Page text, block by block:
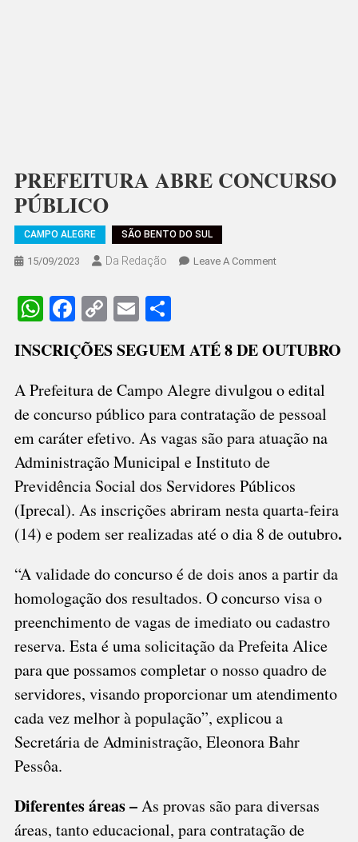
PREFEITURA ABRE CONCURSO
PÚBLICO
CAMPO ALEGRE SÃO BENTO DO SUL
15/09/2023 Da Redação Leave A CommentOn
WhatsApp
Facebook
CopyEmail
INSCRIÇÕES SEGUEM ATÉ 8 DE OUTUBRO
A Prefeitura de Campo Alegre divulgou o edital
de concurso público para contratação de pessoal
em caráter efetivo. As vagas são para atuação na
Administração Municipal e Instituto de
Previdência Social dos Servidores Públicos
(Iprecal). As inscrições abriram nesta quarta-feira
(14) e podem ser realizadas até o dia 8 de outubro.
“A validade do concurso é de dois anos a partir da
homologação dos resultados. O concurso visa o
preenchimento de vagas de imediato ou cadastro
reserva. Esta é uma solicitação da Prefeita Alice
para que possamos completar o nosso quadro de
servidores, visando proporcionar um atendimento
cada vez melhor à população”, explicou a
Secretária de Administração, Eleonora Bahr
Pessôa.
Diferentes áreas –As provas são para diversas
áreas, tanto educacional, para contratação de